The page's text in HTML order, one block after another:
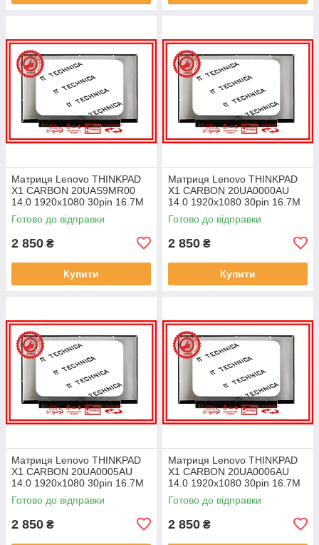
Матриця Lenovo THINKPAD
X1 CARBON 20UAS9MR00
14.0 1920x1080 30pin 16.7M
45% NTSC 300 cd/m² для
ноутбука
Готово до відправки
2 850 ₴
Купити
Матриця Lenovo THINKPAD
X1 CARBON 20UA0000AU
14.0 1920x1080 30pin 16.7M
45% NTSC 300 cd/m² для
ноутбука
Готово до відправки
2 850 ₴
Купити
Матриця Lenovo THINKPAD
X1 CARBON 20UA0005AU
14.0 1920x1080 30pin 16.7M
45% NTSC 300 cd/m² для
ноутбука
Готово до відправки
2 850 ₴
Матриця Lenovo THINKPAD
X1 CARBON 20UA0006AU
14.0 1920x1080 30pin 16.7M
45% NTSC 300 cd/m² для
ноутбука
Готово до відправки
2 850 ₴